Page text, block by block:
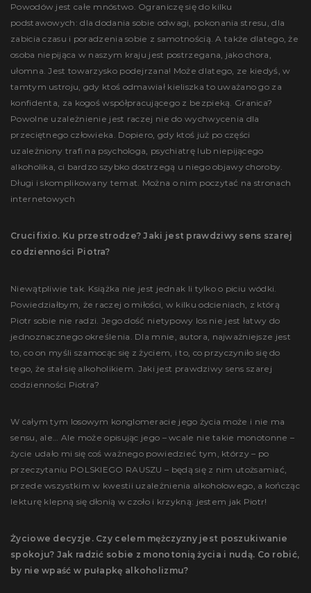
Powodów jest całe mnóstwo. Ograniczę się do kilku
podstawowych: dla dodania sobie odwagi, pokonania stresu, dla
zabicia czasu i poradzenia sobie z samotnością. A także dlatego, że
osoba niepijąca w naszym kraju jest postrzegana, jako chora,
ułomna. Jest towarzysko podejrzana! Może dlatego, ze kiedyś, w
tamtym ustroju, gdy ktoś odmawiał kieliszka to uważano go za
konfidenta, za kogoś współpracującego z bezpieką. Granica?
Powolne uzależnienie jest raczej nie do wychwycenia dla
przeciętnego człowieka. Dopiero, gdy ktoś już po części
uzależniony trafi na psychologa, psychiatrę lub niepijącego
alkoholika, ci bardzo szybko dostrzegą u niego objawy choroby.
Długi i skomplikowany temat. Można o nim poczytać na stronach
internetowych
Crucifixio. Ku przestrodze? Jaki jest prawdziwy sens szarej
codzienności Piotra?
Niewątpliwie tak. Książka nie jest jednak li tylko o piciu wódki.
Powiedziałbym, że raczej o miłości, w kilku odcieniach, z którą
Piotr sobie nie radzi. Jego dość nietypowy los nie jest łatwy do
jednoznacznego określenia. Dla mnie, autora, najważniejsze jest
to, co on myśli szamocąc się z życiem, i to, co przyczyniło się do
tego, że stał się alkoholikiem. Jaki jest prawdziwy sens szarej
codzienności Piotra?
W całym tym losowym konglomeracie jego życia może i nie ma
sensu, ale… Ale może opisując jego – wcale nie takie monotonne –
życie udało mi się coś ważnego powiedzieć tym, którzy – po
przeczytaniu POLSKIEGO RAUSZU – będą się z nim utożsamiać,
przede wszystkim w kwestii uzależnienia alkoholowego, a kończąc
lekturę klepną się dłonią w czoło i krzykną: jestem jak Piotr!
Życiowe decyzje. Czy celem mężczyzny jest poszukiwanie
spokoju? Jak radzić sobie z monotonią życia i nudą. Co robić,
by nie wpaść w pułapkę alkoholizmu?